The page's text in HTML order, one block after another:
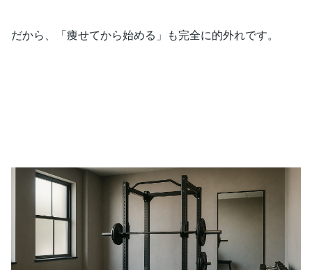
だから、「痩せてから始める」も完全に的外れです。